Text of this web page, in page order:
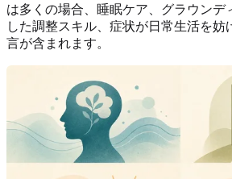
は多くの場合、睡眠ケア、グラウンデ
した調整スキル、症状が日常生活を妨
言が含まれます。